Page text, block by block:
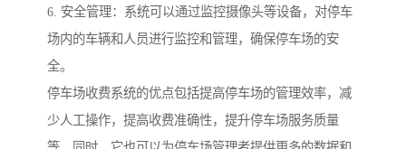
6. 安全管理：系统可以通过监控摄像头等设备，对停车
场内的车辆和人员进行监控和管理，确保停车场的安
全。
停车场收费系统的优点包括提高停车场的管理效率，减
少人工操作，提高收费准确性，提升停车场服务质量